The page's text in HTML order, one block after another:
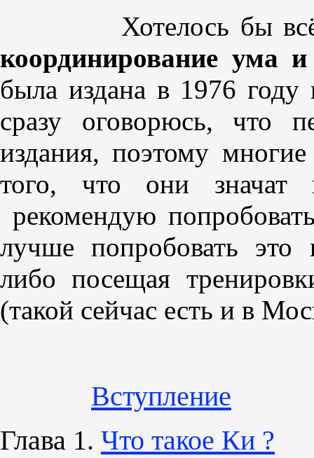
Хотелось бы всё
координирование ума
была издана в 1976
сразу оговорюсь, что
издания, поэтому
того, что они
рекомендую
лучше попробовать это
либо посещая
(такой сейчас есть и в
Вступление
Глава 1. Что такое Ки ?